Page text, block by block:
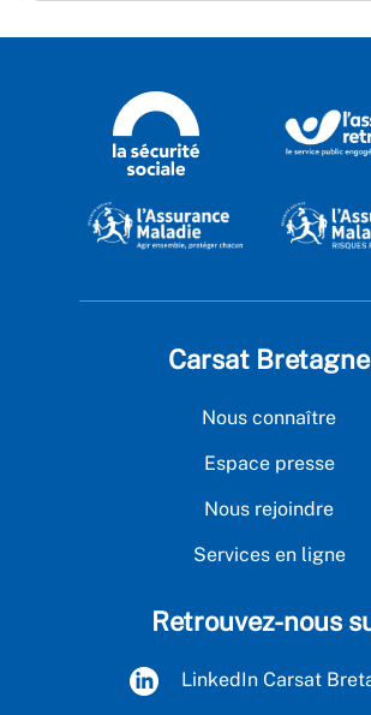
Carsat Bretagne
Nous connaître
Espace presse
Nous rejoindre
Services en ligne
Retrouvez-nous
LinkedIn Carsat